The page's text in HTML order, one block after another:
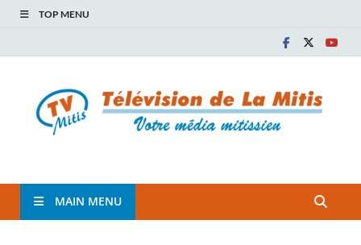
TOP MENU
TVM
MAIN MENU